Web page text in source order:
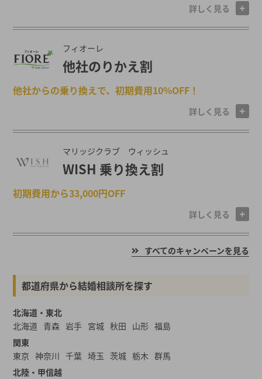
詳しく見る
フィオーレ
他社のりかえ割
他社からの乗り換えで、初期費用10%OFF！
詳しく見る
マリッジクラブ ウィッシュ
WISH 乗り換え割
初期費用から33,000円OFF
詳しく見る
すべてのキャンペーンを見る
都道府県から結婚相談所を探す
北海道・東北
北海道 青森 岩手 宮城 秋田 山形 福島
関東
東京 神奈川 千葉 埼玉 茨城 栃木 群馬
北陸・甲信越